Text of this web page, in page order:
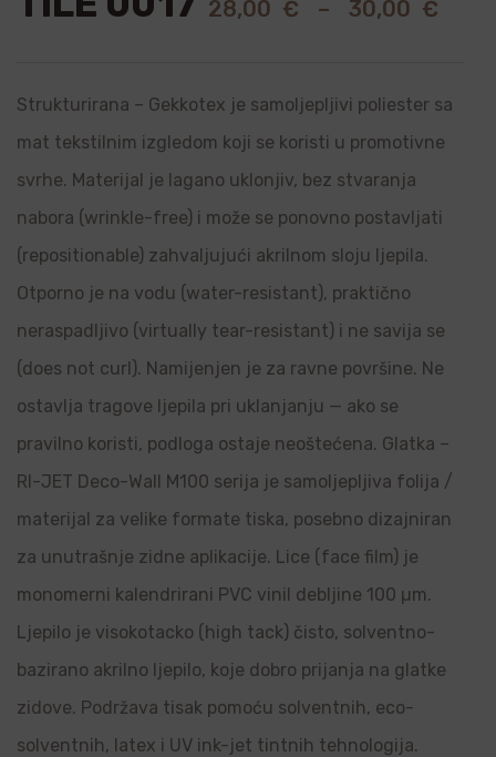
28,00 € – 30,00 €
Strukturirana – Gekkotex je samoljepljivi poliester sa
mat tekstilnim izgledom koji se koristi u promotivne
svrhe. Materijal je lagano uklonjiv, bez stvaranja
nabora (wrinkle-free) i može se ponovno postavljati
(repositionable) zahvaljujući akrilnom sloju ljepila.
Otporno je na vodu (water-resistant), praktično
neraspadljivo (virtually tear-resistant) i ne savija se
(does not curl). Namijenjen je za ravne površine. Ne
ostavlja tragove ljepila pri uklanjanju — ako se
pravilno koristi, podloga ostaje neoštećena. Glatka –
RI-JET Deco-Wall M100 serija je samoljepljiva folija /
materijal za velike formate tiska, posebno dizajniran
za unutrašnje zidne aplikacije. Lice (face film) je
monomerni kalendrirani PVC vinil debljine 100 µm.
Ljepilo je visokotacko (high tack) čisto, solventno-
bazirano akrilno ljepilo, koje dobro prijanja na glatke
zidove. Podržava tisak pomoću solventnih, eco-
solventnih, latex i UV ink-jet tintnih tehnologija.